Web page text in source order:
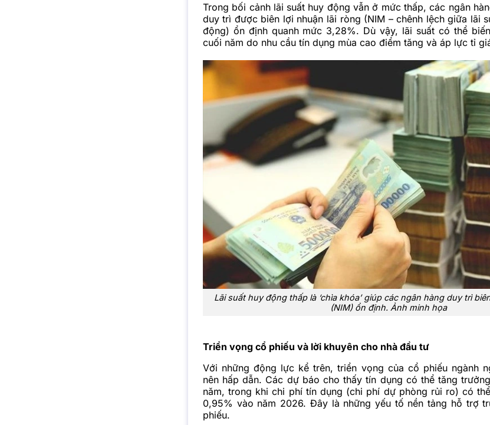
Trong bối cảnh lãi suất huy động vẫn ở mức thấp, các ngân
duy trì được biên lợi nhuận lãi ròng (NIM – chênh lệch giữa lãi
động) ổn định quanh mức 3,28%. Dù vậy, lãi suất có thể
cuối năm do nhu cầu tín dụng mùa cao điểm tăng và áp lực tỉ
Lãi suất huy động thấp là ‘chìa khóa’ giúp các ngân hàng duy trì
(NIM) ổn định. Ảnh minh họa
Triển vọng cổ phiếu và lời khuyên cho nhà đầu tư
Với những động lực kể trên, triển vọng của cổ phiếu ngành
nên hấp dẫn. Các dự báo cho thấy tín dụng có thể tăng
năm, trong khi chi phí tín dụng (chi phí dự phòng rủi ro) có
0,95% vào năm 2026. Đây là những yếu tố nền tảng hỗ trợ
phiếu.